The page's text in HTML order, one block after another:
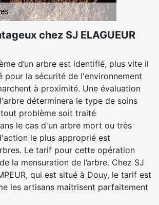
chez SJ ELAGUEUR
d’un arbre est identifié, plus vite il
pour la sécurité de l'environnement
à proximité. Une évaluation
déterminera le type de soins
problème soit traité
le cas d'un arbre mort ou très
le plus approprié est
Le tarif pour cette opération
la mensuration de l’arbre. Chez SJ
qui est situé à Douy, le tarif est
les artisans maitrisent parfaitement